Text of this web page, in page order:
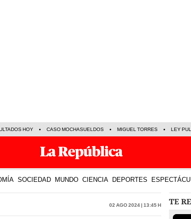
HOY CASO MOCHASUELDOS MIGUEL TORRES LEY
SOCIEDAD MUNDO CIENCIA DEPORTES
02 Ago 2024 | 13:45 h TE